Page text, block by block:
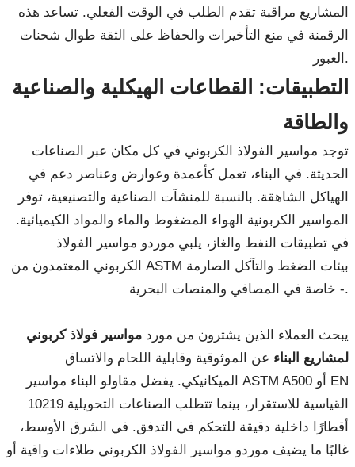
المشاريع مراقبة تقدم الطلب في الوقت الفعلي. تساعد هذه
الرقمنة في منع التأخيرات والحفاظ على الثقة طوال شحنات
العبور.
التطبيقات: القطاعات الهيكلية والصناعية
والطاقة
توجد مواسير الفولاذ الكربوني في كل مكان عبر الصناعات
الحديثة. في البناء، تعمل كأعمدة وعوارض وعناصر دعم في
الهياكل الشاهقة. بالنسبة للمنشآت الصناعية والتصنيعية، توفر
المواسير الكربونية الهواء المضغوط والماء والمواد الكيميائية.
في تطبيقات النفط والغاز، يلبي موردو مواسير الفولاذ
الكربوني المعتمدون من ASTM بيئات الضغط والتآكل الصارمة
- خاصة في المصافي والمنصات البحرية.
يبحث العملاء الذين يشترون من مورد مواسير فولاذ كربوني
لمشاريع البناء عن الموثوقية وقابلية اللحام والاتساق
الميكانيكي. يفضل مقاولو البناء مواسير ASTM A500 أو EN
10219 القياسية للاستقرار، بينما تتطلب الصناعات التحويلية
أقطارًا داخلية دقيقة للتحكم في التدفق. في الشرق الأوسط،
غالبًا ما يضيف موردو مواسير الفولاذ الكربوني طلاءات واقية أو